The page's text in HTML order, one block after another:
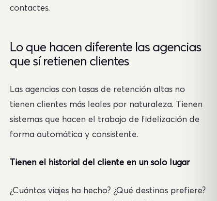
contactes.
Lo que hacen diferente las agencias
que sí retienen clientes
Las agencias con tasas de retención altas no
tienen clientes más leales por naturaleza. Tienen
sistemas que hacen el trabajo de fidelización de
forma automática y consistente.
Tienen el historial del cliente en un solo lugar
¿Cuántos viajes ha hecho? ¿Qué destinos prefiere?